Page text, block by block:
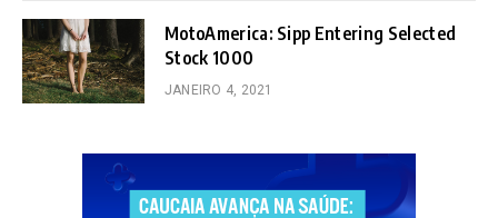
MotoAmerica: Sipp Entering Selected
Stock 1000
JANEIRO 4, 2021